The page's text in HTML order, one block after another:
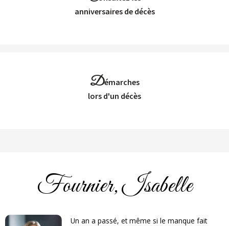
Anniversaires de décès
Démarches
Lors d'un décès
Fournier, Isabelle
Un an a passé, et même si le manque fait